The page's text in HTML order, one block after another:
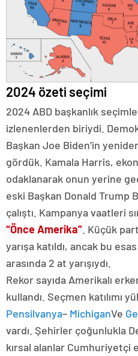
2024 özeti seçimi
2024 ABD başkanlık
izlenenlerden biriydi.
Başkan Joe Biden’in
gördük. Kamala Harris,
odaklanarak onun yerine
eski Başkan Donald Trump
çalıştı. Kampanya vaatleri
“Önce Amerika” . Küçük
yarışa katıldı, ancak bu
arasında 2 at yarışıydı.
Rekor sayıda Amerikalı
kullandı. Seçmen katılımı
Pensilvanya– MichiganVe
vardı. Şehirler çoğunlukla
kırsal alanlar Cumhuriyetçi